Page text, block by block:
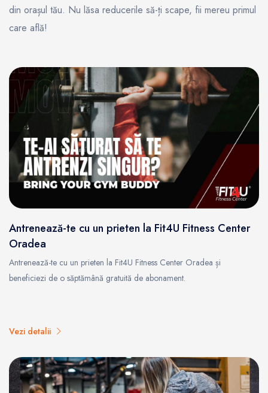
din orașul tău. Nu lăsa reducerile să-ți scape, fii mereu primul
care află!
Antrenează-te cu un prieten la Fit4U Fitness Center
Oradea
Antrenează-te cu un prieten la Fit4U Fitness Center Oradea și
beneficiezi de o săptămână gratuită de abonament.
Vezi detalii